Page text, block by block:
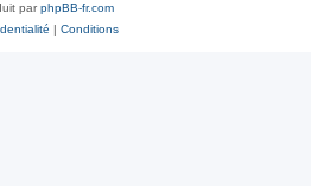
parphpBB-fr.com
| Conditions